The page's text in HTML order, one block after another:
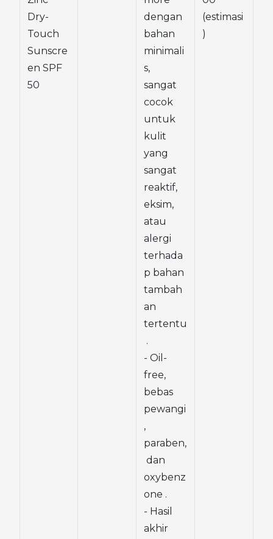
Dry-
Touch
Sunscre
en SPF
50
dengan
bahan
minimali
s,
sangat
cocok
untuk
kulit
yang
sangat
reaktif,
eksim,
atau
alergi
terhada
p bahan
tambah
an
tertentu
.
- Oil-
free,
bebas
pewangi
,
paraben,
dan
oxybenz
one .
- Hasil
akhir
(estimasi
)